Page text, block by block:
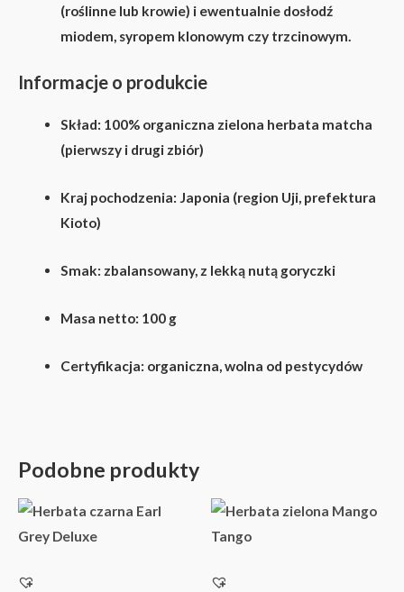
(roślinne lub krowie) i ewentualnie dosłodź
miodem, syropem klonowym czy trzcinowym.
Informacje o produkcie
Skład: 100% organiczna zielona herbata matcha
(pierwszy i drugi zbiór)
Kraj pochodzenia: Japonia (region Uji, prefektura
Kioto)
Smak: zbalansowany, z lekką nutą goryczki
Masa netto: 100 g
Certyfikacja: organiczna, wolna od pestycydów
Podobne produkty
Zakres
cen:
Ten
Zakres
cen:
Ten